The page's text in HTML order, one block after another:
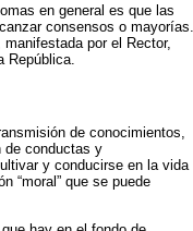
en general es que las
consensos o mayorías.
por el Rector,
República.
de conocimientos,
de conductas y
y conducirse en la vida
“moral” que se puede